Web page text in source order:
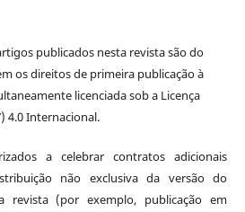
publicados nesta revista são do
os direitos de primeira publicação à
licenciada sob a Licença
4.0 Internacional.
a celebrar contratos adicionais
não exclusiva da versão do
revista (por exemplo, publicação em